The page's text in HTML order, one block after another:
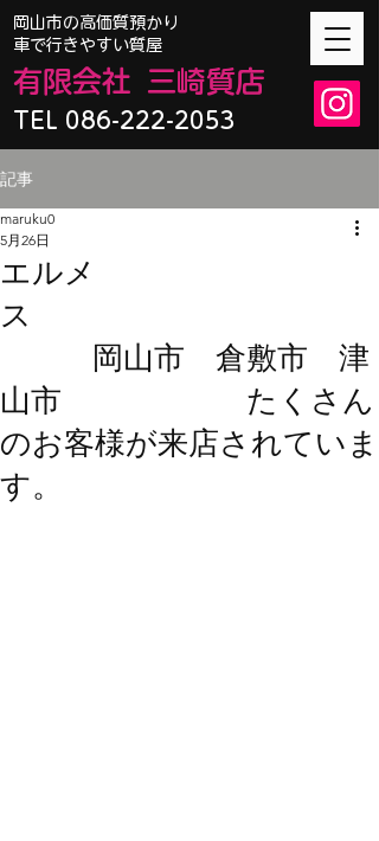
TEL 086-222-2053
​岡山市の高価質預かり
車で行きやすい質屋
有限会社 三崎質店
記事
エルメ
ス
岡山市 倉敷市 津
山市 たくさん
のお客様が来店されていま
す。
maruku0
5月26日